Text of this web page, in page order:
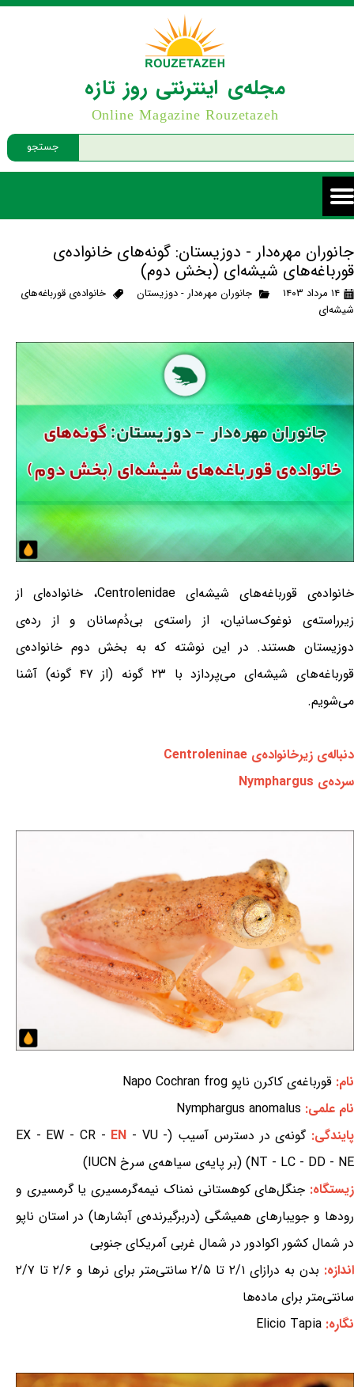
جستجو
مجله‌ی اینترنتی روز تازه
Online Magazine Rouzetazeh
جانوران مهره‌دار - دوزیستان: گونه‌های خانواده‌ی
قورباغه‌های شیشه‌ای (بخش دوم)
۱۴ مرداد ۱۴۰۳ جانوران مهره‌دار - دوزیستان
خانواده‌ی قورباغه‌های
شیشه‌ای
خانواده‌ی قورباغه‌های شیشه‌ای Centrolenidae، خانواده‌ای از
زیرراسته‌ی نوغوک‌سانیان، از راسته‌ی بی‌دُم‌سانان و از رده‌ی
دوزیستان هستند. در این نوشته که به بخش دوم خانواده‌ی
قورباغه‌های شیشه‌ای می‌پردازد با ۲۳ گونه (از ۴۷ گونه) آشنا
می‌شویم.
دنباله‌ی زیرخانواده‌ی Centroleninae
سرده‌ی Nymphargus
نام: قورباغه‌ی کاکرن ناپو Napo Cochran frog
نام علمی: Nymphargus anomalus
پایندگی:گونه‌ی در دسترس آسیب (EX - EW - CR - EN - VU -
NT - LC - DD - NE) (بر پایه‌ی سیاهه‌ی سرخ IUCN)
زیستگاه: جنگل‌های کوهستانی نمناک نیمه‌گرمسیری یا گرمسیری و
رودها و جویبارهای همیشگی (دربرگیرنده‌ی آبشارها) در استان ناپو
در شمال کشور اکوادور در شمال غربی آمریکای جنوبی
اندازه:
بدن به درازای ۲/۱ تا ۲/۵ سانتی‌متر برای نرها و ۲/۶ تا ۲/۷
سانتی‌متر برای ماده‌ها
نگاره: Elicio Tapia